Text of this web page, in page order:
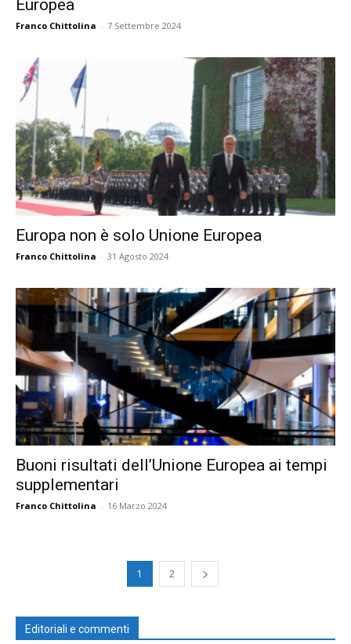
Europea
Franco Chittolina - 7 Settembre 2024
Europa non è solo Unione Europea
Franco Chittolina - 31 Agosto 2024
Buoni risultati dell’Unione Europea ai tempi
supplementari
Franco Chittolina - 16 Marzo 2024
1 2
Editoriali e commenti